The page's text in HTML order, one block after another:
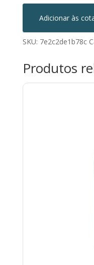
Adicionar às
SKU: 7e2c2de1b78c
Produtos